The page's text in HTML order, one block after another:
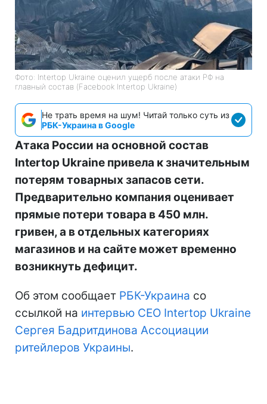
Фото: Intertop Ukraine оценил ущерб после атаки РФ на
главный состав (Facebook Intertop Ukraine)
Не трать время на шум! Читай только суть из
РБК-Украина в Google
Атака России на основной состав
Intertop Ukraine привела к значительным
потерям товарных запасов сети.
Предварительно компания оценивает
прямые потери товара в 450 млн.
гривен, а в отдельных категориях
магазинов и на сайте может временно
возникнуть дефицит.
Об этом сообщает РБК-Украина со
ссылкой на интервью CEO Intertop Ukraine
Сергея Бадритдинова Ассоциации
ритейлеров Украины.